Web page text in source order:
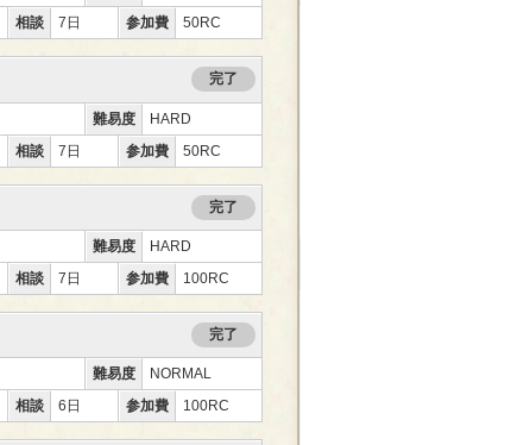
相談 7日 参加費 50RC
完了
難易度
HARD
相談 7日 参加費 50RC
完了
難易度
HARD
相談 7日 参加費 100RC
完了
難易度
NORMAL
相談 6日 参加費 100RC